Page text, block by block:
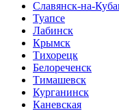
Славянск-на-
Туапсе
Лабинск
Крымск
Тихорецк
Белореченск
Тимашевск
Курганинск
Каневская